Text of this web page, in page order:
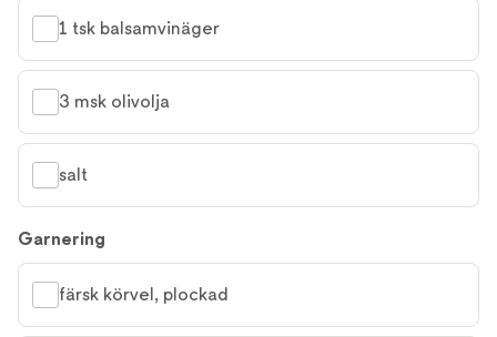
1 tsk balsamvinäger
3 msk olivolja
salt
Garnering
färsk körvel, plockad